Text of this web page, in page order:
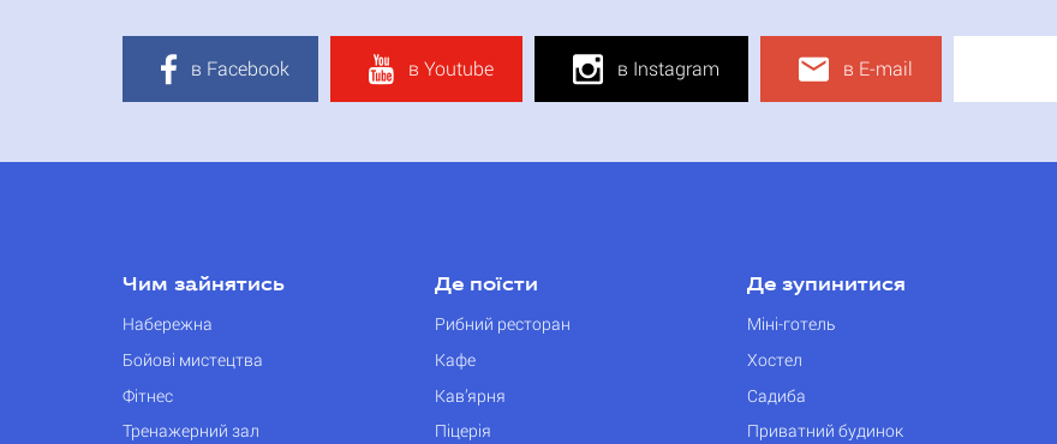
в Facebook в Youtube в Instagram в E-mail
Чим зайнятись
Набережна
Бойові мистецтва
Фітнес
Тренажерний зал
Де поїсти
Рибний ресторан
Кафе
Кав’ярня
Піцерія
Де зупинитися
Міні-готель
Хостел
Садиба
Приватний будинок